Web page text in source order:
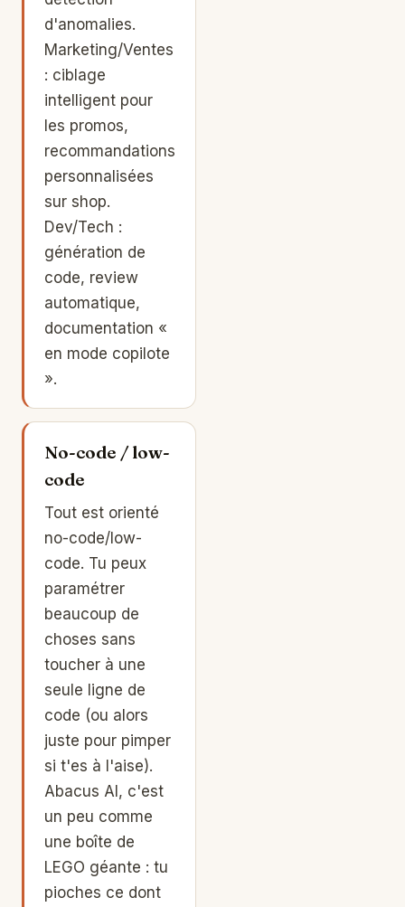
d'anomalies.
Marketing/Ventes
: ciblage
intelligent pour
les promos,
recommandations
personnalisées
sur shop.
Dev/Tech :
génération de
code, review
automatique,
documentation «
en mode copilote
».
No-code / low-
code
Tout est orienté
no-code/low-
code. Tu peux
paramétrer
beaucoup de
choses sans
toucher à une
seule ligne de
code (ou alors
juste pour pimper
si t'es à l'aise).
Abacus AI, c'est
un peu comme
une boîte de
LEGO géante : tu
pioches ce dont